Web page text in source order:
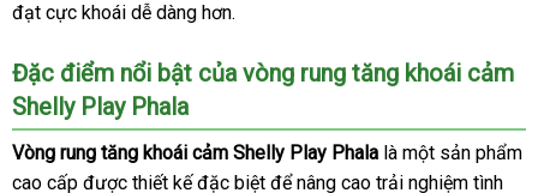
cấp
Chúng
tôi
trộm
đạt cực khoái dễ dàng hơn.
Đặc điểm nổi bật bảo
của vòng rung tăng khoái cảm
Shelly Play Phala
Vòng rung tăng khoái cảm Shelly Play Phala là một sản phẩm
cao cấp giao
được thiết kếcó
đặc biệt Hàn
để nâng cao trải nghiệm tình